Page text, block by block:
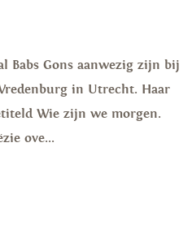
Babs Gons aanwezig zijn bij
in Utrecht. Haar
Wie zijn we morgen.
ove...